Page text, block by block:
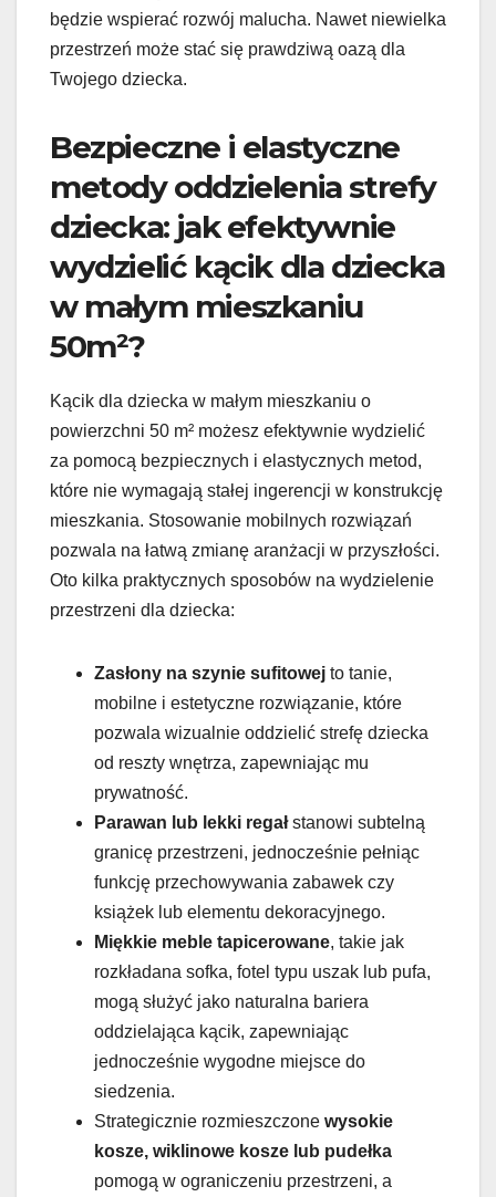
będzie wspierać rozwój malucha. Nawet niewielka
przestrzeń może stać się prawdziwą oazą dla
Twojego dziecka.
Bezpieczne i elastyczne
metody oddzielenia strefy
dziecka: jak efektywnie
wydzielić kącik dla dziecka
w małym mieszkaniu
50m²?
Kącik dla dziecka w małym mieszkaniu o
powierzchni 50 m² możesz efektywnie wydzielić
za pomocą bezpiecznych i elastycznych metod,
które nie wymagają stałej ingerencji w konstrukcję
mieszkania. Stosowanie mobilnych rozwiązań
pozwala na łatwą zmianę aranżacji w przyszłości.
Oto kilka praktycznych sposobów na wydzielenie
przestrzeni dla dziecka:
Zasłony na szynie sufitowej to tanie,
mobilne i estetyczne rozwiązanie, które
pozwala wizualnie oddzielić strefę dziecka
od reszty wnętrza, zapewniając mu
prywatność.
Parawan lub lekki regałstanowi subtelną
granicę przestrzeni, jednocześnie pełniąc
funkcję przechowywania zabawek czy
książek lub elementu dekoracyjnego.
Miękkie meble tapicerowane, takie jak
rozkładana sofka, fotel typu uszak lub pufa,
mogą służyć jako naturalna bariera
oddzielająca kącik, zapewniając
jednocześnie wygodne miejsce do
siedzenia.
Strategicznie rozmieszczone wysokie
kosze, wiklinowe kosze lub pudełka
pomogą w ograniczeniu przestrzeni, a